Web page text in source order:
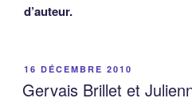
si elle suffisent, et s’ils ne
Brillet, famille étudiée et publiée
L’épouse de Gervais Brillet,